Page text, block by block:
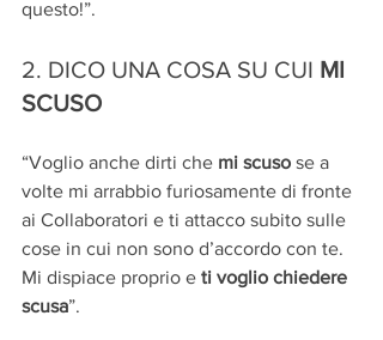
questo!”.
2. DICO UNA COSA SU CUI MI
SCUSO
“Voglio anche dirti che mi scuso se a
volte mi arrabbio furiosamente di fronte
ai Collaboratori e ti attacco subito sulle
cose in cui non sono d’accordo con te.
Mi dispiace proprio e ti voglio chiedere
scusa”.